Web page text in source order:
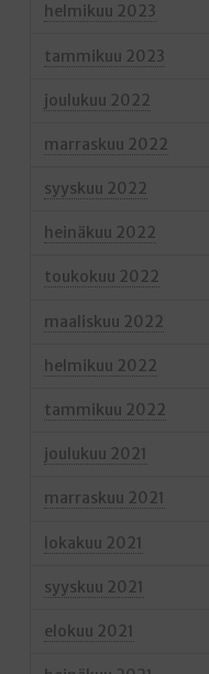
helmikuu 2023
tammikuu 2023
joulukuu 2022
marraskuu 2022
syyskuu 2022
heinäkuu 2022
toukokuu 2022
maaliskuu 2022
helmikuu 2022
tammikuu 2022
joulukuu 2021
marraskuu 2021
lokakuu 2021
syyskuu 2021
elokuu 2021